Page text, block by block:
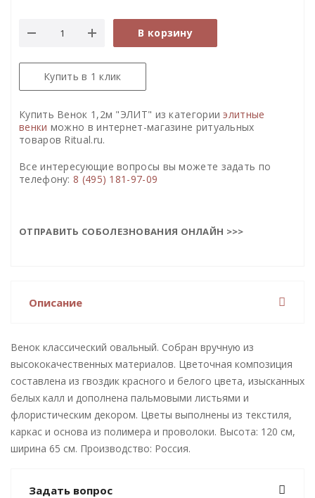
В корзину
Купить в 1 клик
Купить Венок 1,2м "ЭЛИТ" из категорииэлитные
венки можно в интернет-магазине ритуальных
товаров Ritual.ru.
Все интересующие вопросы вы можете задать по
телефону: 8 (495) 181-97-09
ОТПРАВИТЬ СОБОЛЕЗНОВАНИЯ ОНЛАЙН >>>
Описание
Венок классический овальный. Собран вручную из
высококачественных материалов. Цветочная композиция
составлена из гвоздик красного и белого цвета, изысканных
белых калл и дополнена пальмовыми листьями и
флористическим декором. Цветы выполнены из текстиля,
каркас и основа из полимера и проволоки. Высота: 120 см,
ширина 65 см. Производство: Россия.
Задать вопрос